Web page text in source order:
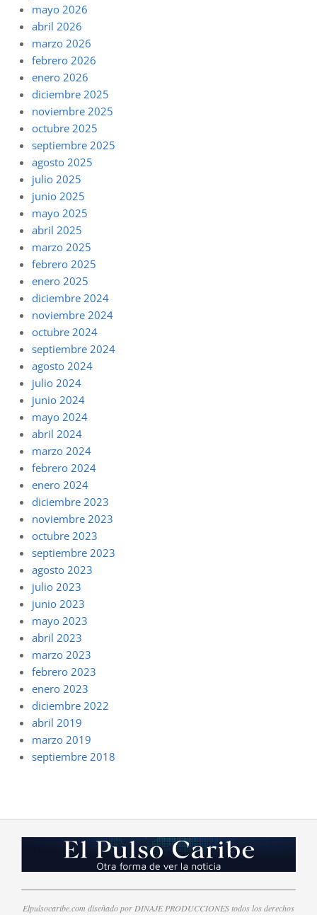
mayo 2026
abril 2026
marzo 2026
febrero 2026
enero 2026
diciembre 2025
noviembre 2025
octubre 2025
septiembre 2025
agosto 2025
julio 2025
junio 2025
mayo 2025
abril 2025
marzo 2025
febrero 2025
enero 2025
diciembre 2024
noviembre 2024
octubre 2024
septiembre 2024
agosto 2024
julio 2024
junio 2024
mayo 2024
abril 2024
marzo 2024
febrero 2024
enero 2024
diciembre 2023
noviembre 2023
octubre 2023
septiembre 2023
agosto 2023
julio 2023
junio 2023
mayo 2023
abril 2023
marzo 2023
febrero 2023
enero 2023
diciembre 2022
abril 2019
marzo 2019
septiembre 2018
Elpulsocaribe.com diseñado por DINAJE PRODUCCIONES todos los derechos